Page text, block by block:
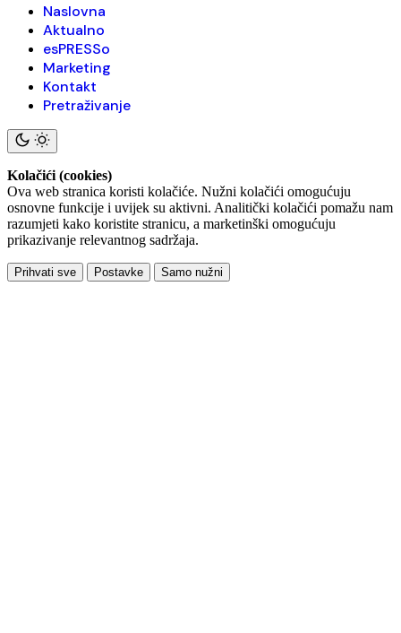
Naslovna
Aktualno
esPRESSo
Marketing
Kontakt
Pretraživanje
Kolačići (cookies)
Ova web stranica koristi kolačiće. Nužni kolačići omogućuju
osnovne funkcije i uvijek su aktivni. Analitički kolačići pomažu nam
razumjeti kako koristite stranicu, a marketinški omogućuju
prikazivanje relevantnog sadržaja.
Prihvati sve Postavke Samo nužni